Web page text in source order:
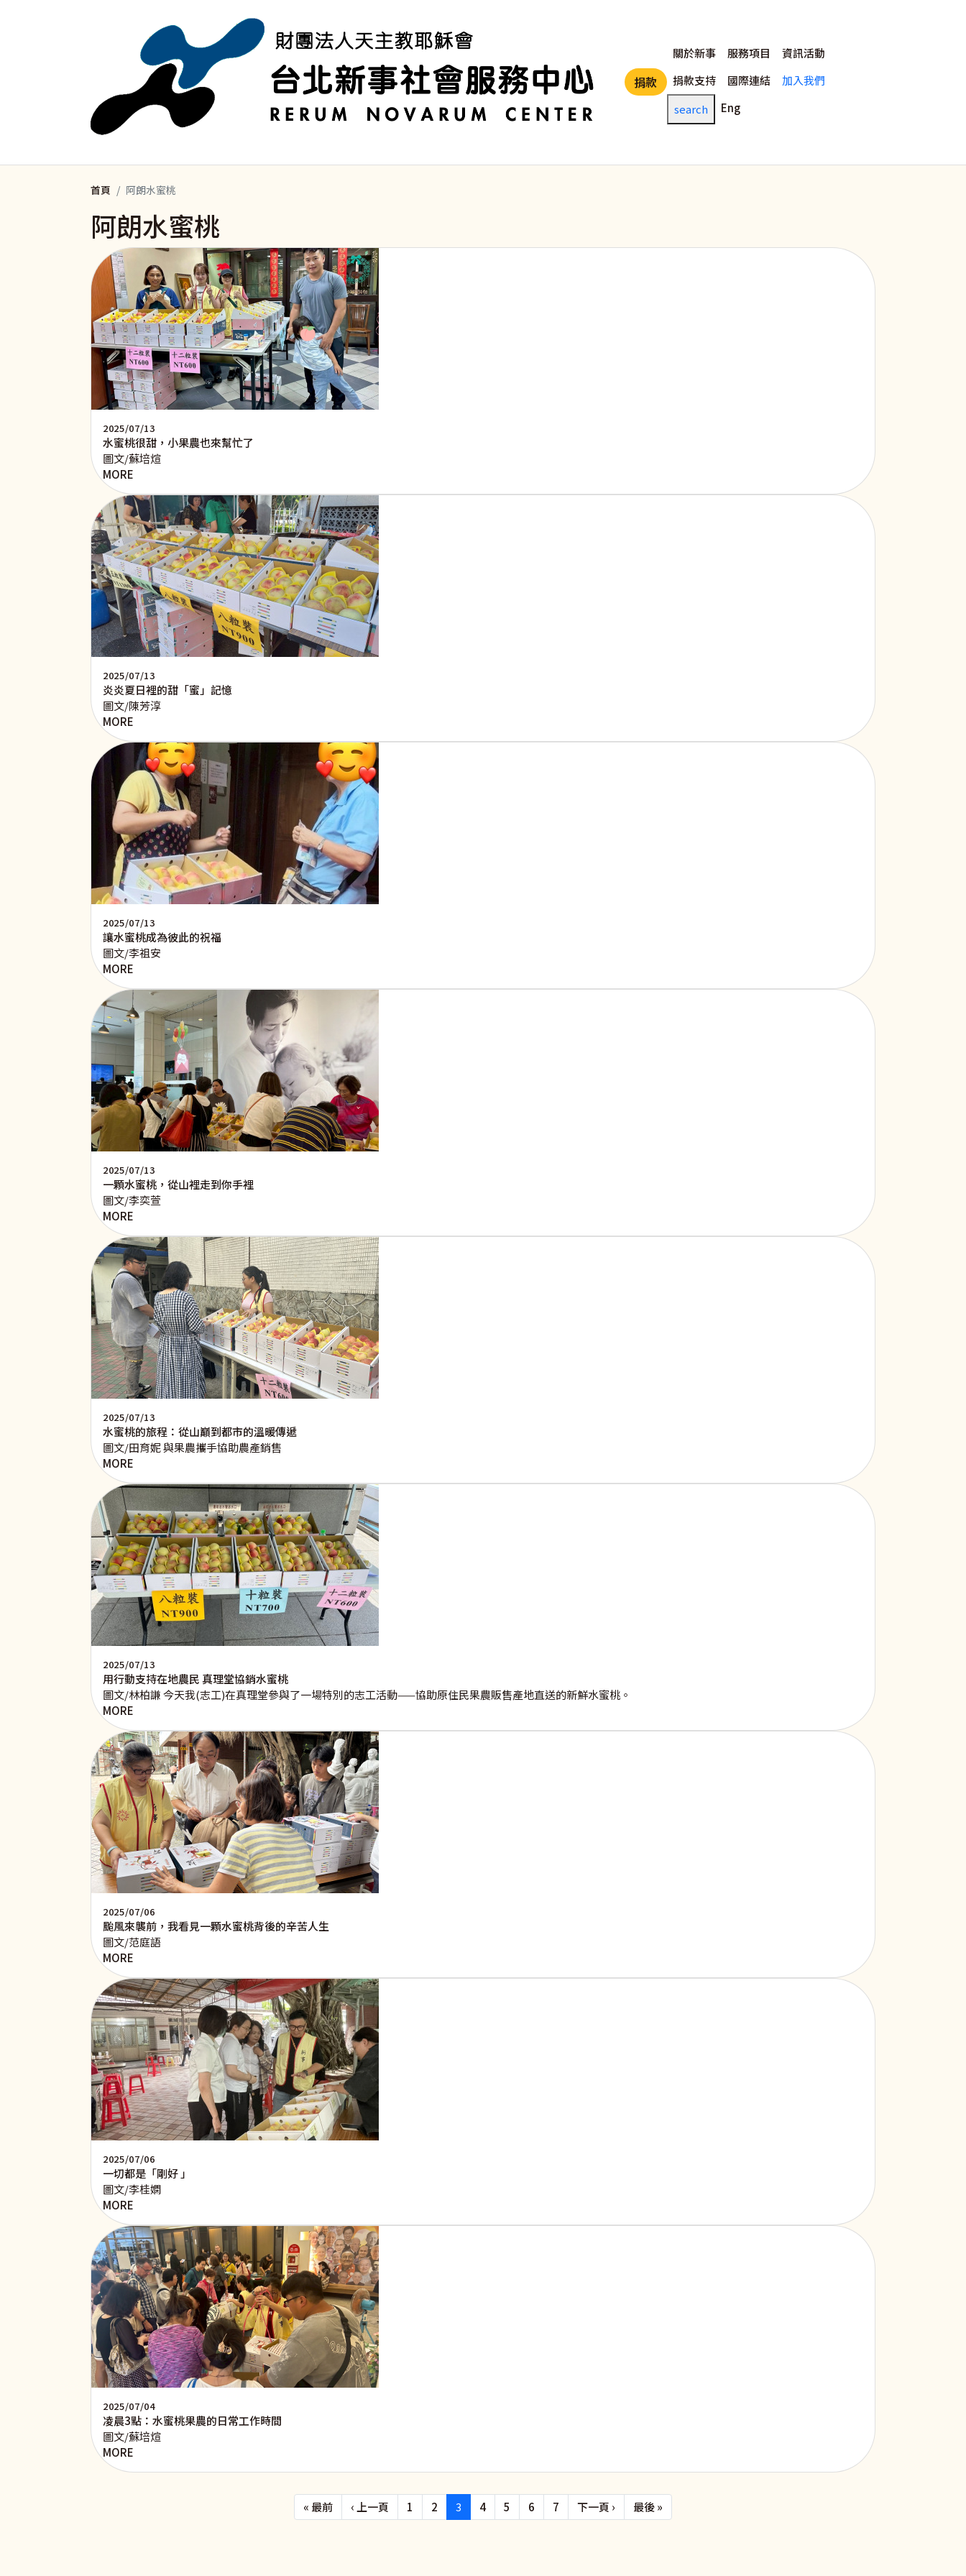
捐款
主選單
關於新事 服務項目
資訊活動
捐款支持
國際連結
加入我們
search
Eng
首頁 阿朗水蜜桃
阿朗水蜜桃
2025/07/13
水蜜桃很甜，小果農也來幫忙了
圖文/蘇培煊
MORE
2025/07/13
炎炎夏日裡的甜「蜜」記憶
圖文/陳芳淳
MORE
2025/07/13
讓水蜜桃成為彼此的祝福
圖文/李祖安
MORE
2025/07/13
一顆水蜜桃，從山裡走到你手裡
圖文/李奕萱
MORE
2025/07/13
水蜜桃的旅程：從山巔到都市的溫暖傳遞
圖文/田育妮 與果農攜手協助農產銷售
MORE
2025/07/13
用行動支持在地農民 真理堂協銷水蜜桃
圖文/林柏謙 今天我(志工)在真理堂參與了一場特別的志工活動——協助原住民果農販售產地直送的新鮮水蜜桃。
MORE
2025/07/06
颱風來襲前，我看見一顆水蜜桃背後的辛苦人生
圖文/范庭語
MORE
2025/07/06
一切都是「剛好 」
圖文/李桂嫻
MORE
2025/07/04
凌晨3點：水蜜桃果農的日常工作時間
圖文/蘇培煊
MORE
« 最前First page
‹ 上一頁 Previous page
1 2 3 4 5 6 7 下一頁 › 下一頁最後 »